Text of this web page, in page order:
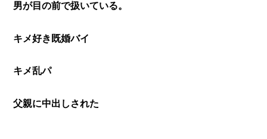
男が目の前で扱いている。
キメ好き既婚バイ
キメ乱パ
父親に中出しされた